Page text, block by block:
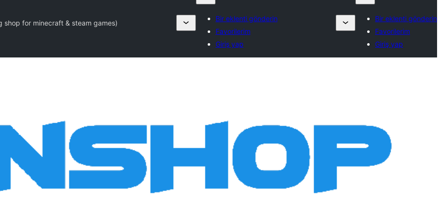
shop for minecraft & steam games)
Bir eklenti gönderin
Favorilerim
Giriş yap
Bir eklenti gönderin
Favorilerim
Giriş yap